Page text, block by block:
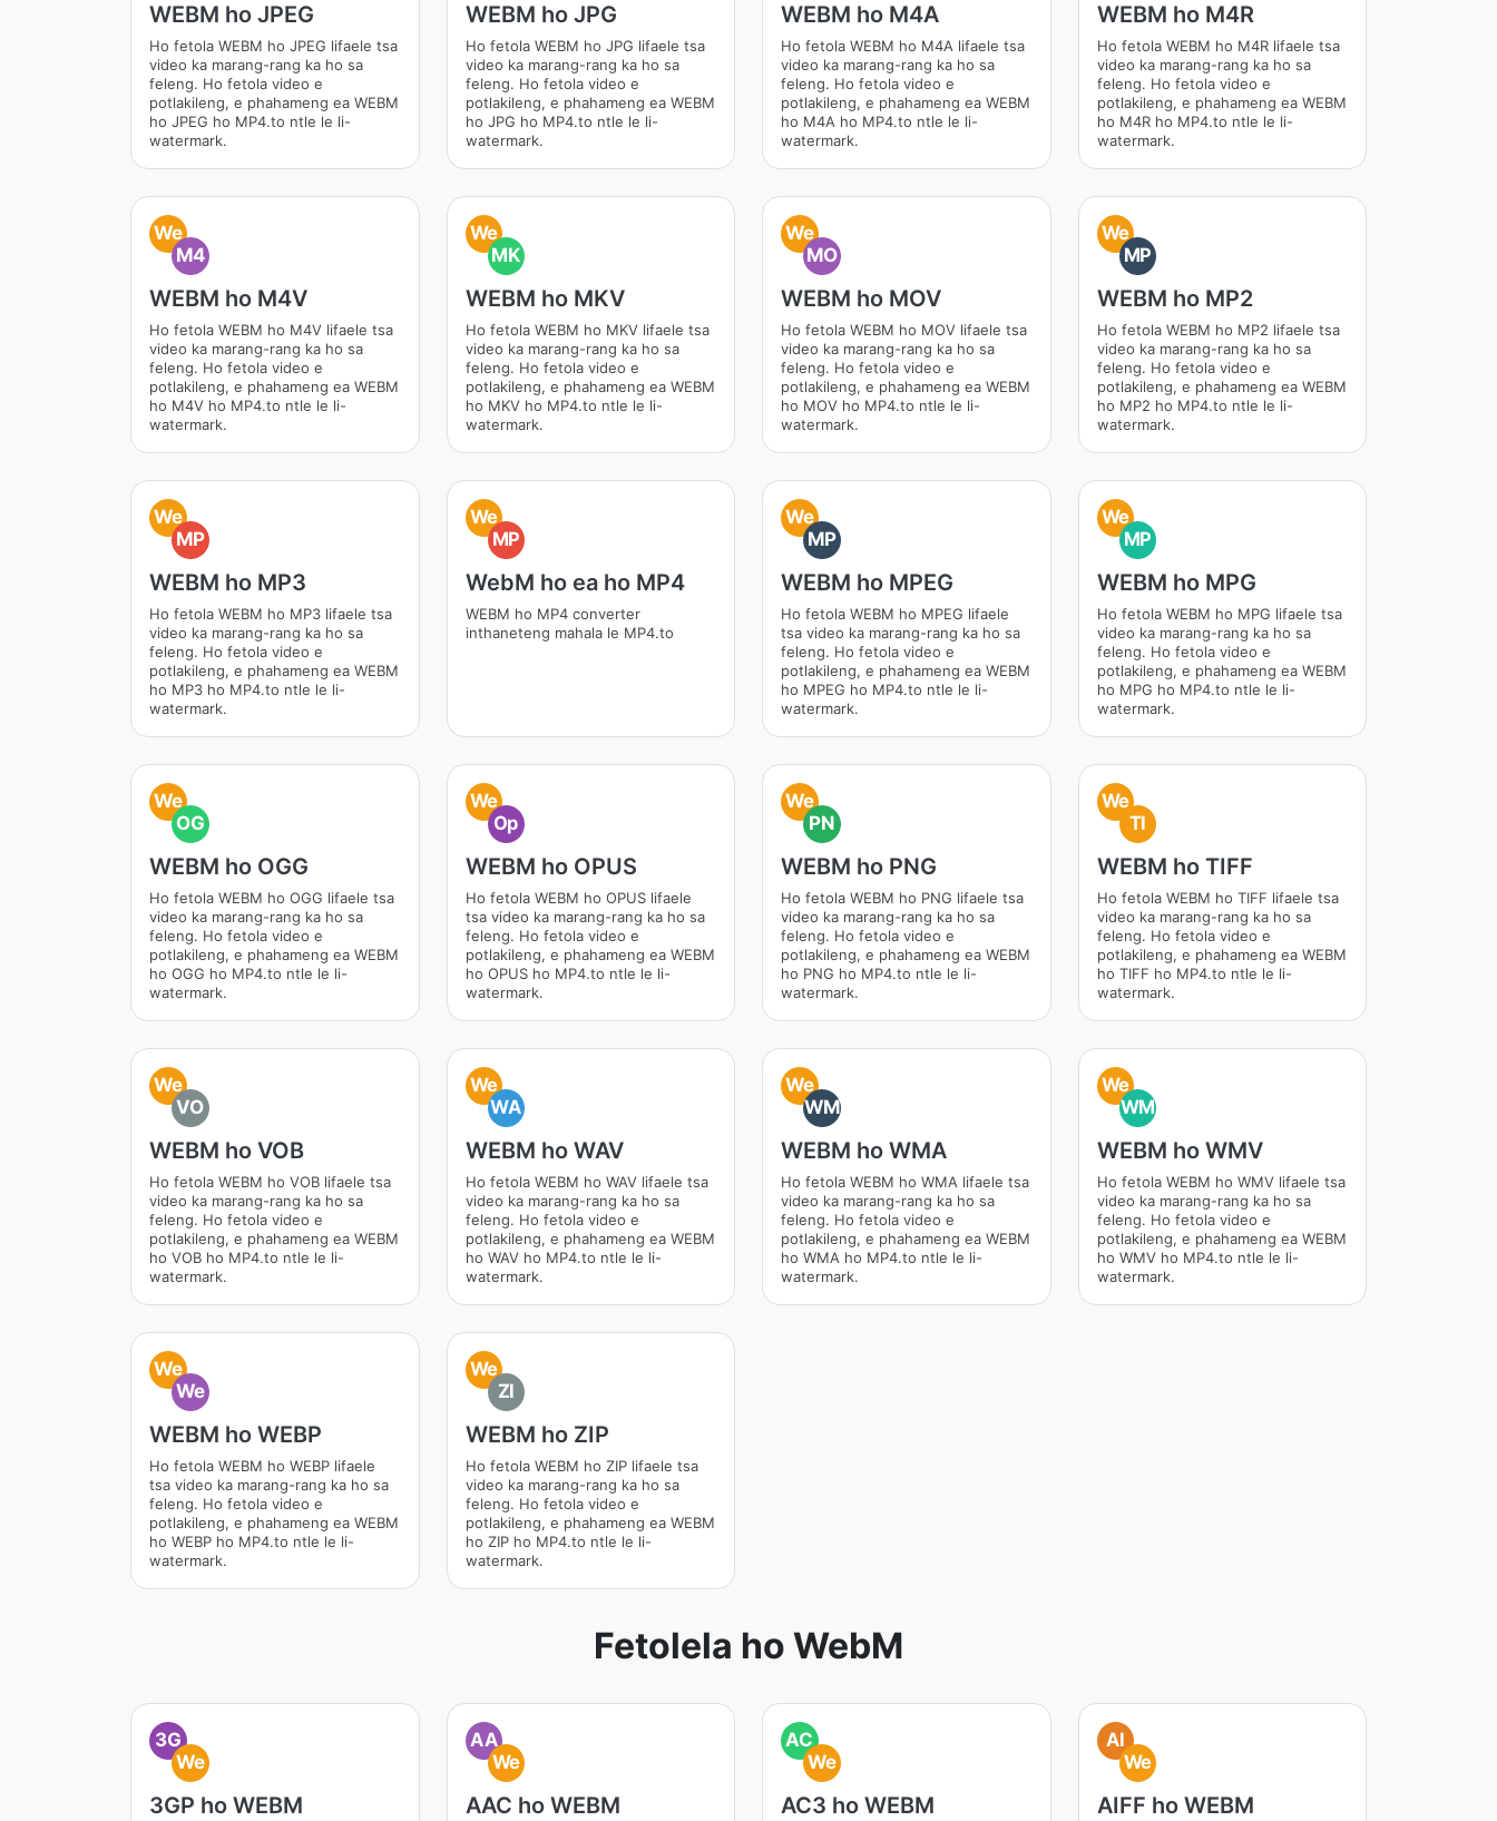
WEBM ho JPEG
Ho fetola WEBM ho JPEG lifaele tsa
video ka marang-rang ka ho sa
feleng. Ho fetola video e
potlakileng, e phahameng ea WEBM
ho JPEG ho MP4.to ntle le li-
watermark.
WEBM ho JPG
Ho fetola WEBM ho JPG lifaele tsa
video ka marang-rang ka ho sa
feleng. Ho fetola video e
potlakileng, e phahameng ea WEBM
ho JPG ho MP4.to ntle le li-
watermark.
WEBM ho M4A
Ho fetola WEBM ho M4A lifaele tsa
video ka marang-rang ka ho sa
feleng. Ho fetola video e
potlakileng, e phahameng ea WEBM
ho M4A ho MP4.to ntle le li-
watermark.
WEBM ho M4R
Ho fetola WEBM ho M4R lifaele tsa
video ka marang-rang ka ho sa
feleng. Ho fetola video e
potlakileng, e phahameng ea WEBM
ho M4R ho MP4.to ntle le li-
watermark.
We
M4
WEBM ho M4V
Ho fetola WEBM ho M4V lifaele tsa
video ka marang-rang ka ho sa
feleng. Ho fetola video e
potlakileng, e phahameng ea WEBM
ho M4V ho MP4.to ntle le li-
watermark.
We
MK
WEBM ho MKV
Ho fetola WEBM ho MKV lifaele tsa
video ka marang-rang ka ho sa
feleng. Ho fetola video e
potlakileng, e phahameng ea WEBM
ho MKV ho MP4.to ntle le li-
watermark.
We
MO
WEBM ho MOV
Ho fetola WEBM ho MOV lifaele tsa
video ka marang-rang ka ho sa
feleng. Ho fetola video e
potlakileng, e phahameng ea WEBM
ho MOV ho MP4.to ntle le li-
watermark.
We
MP
WEBM ho MP2
Ho fetola WEBM ho MP2 lifaele tsa
video ka marang-rang ka ho sa
feleng. Ho fetola video e
potlakileng, e phahameng ea WEBM
ho MP2 ho MP4.to ntle le li-
watermark.
We
MP
WEBM ho MP3
Ho fetola WEBM ho MP3 lifaele tsa
video ka marang-rang ka ho sa
feleng. Ho fetola video e
potlakileng, e phahameng ea WEBM
ho MP3 ho MP4.to ntle le li-
watermark.
We
MP
WebM ho ea ho MP4
WEBM ho MP4 converter
inthaneteng mahala le MP4.to
We
MP
WEBM ho MPEG
Ho fetola WEBM ho MPEG lifaele
tsa video ka marang-rang ka ho sa
feleng. Ho fetola video e
potlakileng, e phahameng ea WEBM
ho MPEG ho MP4.to ntle le li-
watermark.
We
MP
WEBM ho MPG
Ho fetola WEBM ho MPG lifaele tsa
video ka marang-rang ka ho sa
feleng. Ho fetola video e
potlakileng, e phahameng ea WEBM
ho MPG ho MP4.to ntle le li-
watermark.
We
OG
WEBM ho OGG
Ho fetola WEBM ho OGG lifaele tsa
video ka marang-rang ka ho sa
feleng. Ho fetola video e
potlakileng, e phahameng ea WEBM
ho OGG ho MP4.to ntle le li-
watermark.
We
Op
WEBM ho OPUS
Ho fetola WEBM ho OPUS lifaele
tsa video ka marang-rang ka ho sa
feleng. Ho fetola video e
potlakileng, e phahameng ea WEBM
ho OPUS ho MP4.to ntle le li-
watermark.
We
PN
WEBM ho PNG
Ho fetola WEBM ho PNG lifaele tsa
video ka marang-rang ka ho sa
feleng. Ho fetola video e
potlakileng, e phahameng ea WEBM
ho PNG ho MP4.to ntle le li-
watermark.
We
TI
WEBM ho TIFF
Ho fetola WEBM ho TIFF lifaele tsa
video ka marang-rang ka ho sa
feleng. Ho fetola video e
potlakileng, e phahameng ea WEBM
ho TIFF ho MP4.to ntle le li-
watermark.
We
VO
WEBM ho VOB
Ho fetola WEBM ho VOB lifaele tsa
video ka marang-rang ka ho sa
feleng. Ho fetola video e
potlakileng, e phahameng ea WEBM
ho VOB ho MP4.to ntle le li-
watermark.
We
WA
WEBM ho WAV
Ho fetola WEBM ho WAV lifaele tsa
video ka marang-rang ka ho sa
feleng. Ho fetola video e
potlakileng, e phahameng ea WEBM
ho WAV ho MP4.to ntle le li-
watermark.
We
WM
WEBM ho WMA
Ho fetola WEBM ho WMA lifaele tsa
video ka marang-rang ka ho sa
feleng. Ho fetola video e
potlakileng, e phahameng ea WEBM
ho WMA ho MP4.to ntle le li-
watermark.
We
WM
WEBM ho WMV
Ho fetola WEBM ho WMV lifaele tsa
video ka marang-rang ka ho sa
feleng. Ho fetola video e
potlakileng, e phahameng ea WEBM
ho WMV ho MP4.to ntle le li-
watermark.
We
We
WEBM ho WEBP
Ho fetola WEBM ho WEBP lifaele
tsa video ka marang-rang ka ho sa
feleng. Ho fetola video e
potlakileng, e phahameng ea WEBM
ho WEBP ho MP4.to ntle le li-
watermark.
We
ZI
WEBM ho ZIP
Ho fetola WEBM ho ZIP lifaele tsa
video ka marang-rang ka ho sa
feleng. Ho fetola video e
potlakileng, e phahameng ea WEBM
ho ZIP ho MP4.to ntle le li-
watermark.
Fetolela ho WebM
3G
We
3GP ho WEBM
AA
We
AAC ho WEBM
AC
We
AC3 ho WEBM
AI
We
AIFF ho WEBM